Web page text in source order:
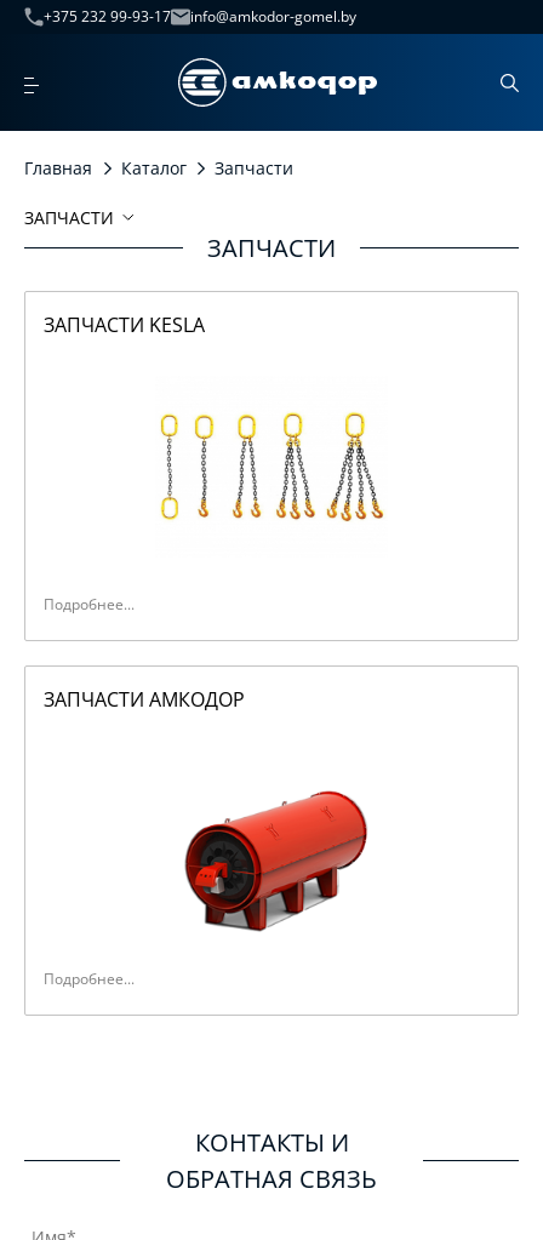
+375 232 99-93-17 info@amkodor-gomel.by
Главная Каталог Запчасти
ЗАПЧАСТИ
Запчасти
ЗАПЧАСТИ
ЗАПЧАСТИ KESLA
Подробнее...
ЗАПЧАСТИ АМКОДОР
Подробнее...
КОНТАКТЫ И
ОБРАТНАЯ СВЯЗЬ